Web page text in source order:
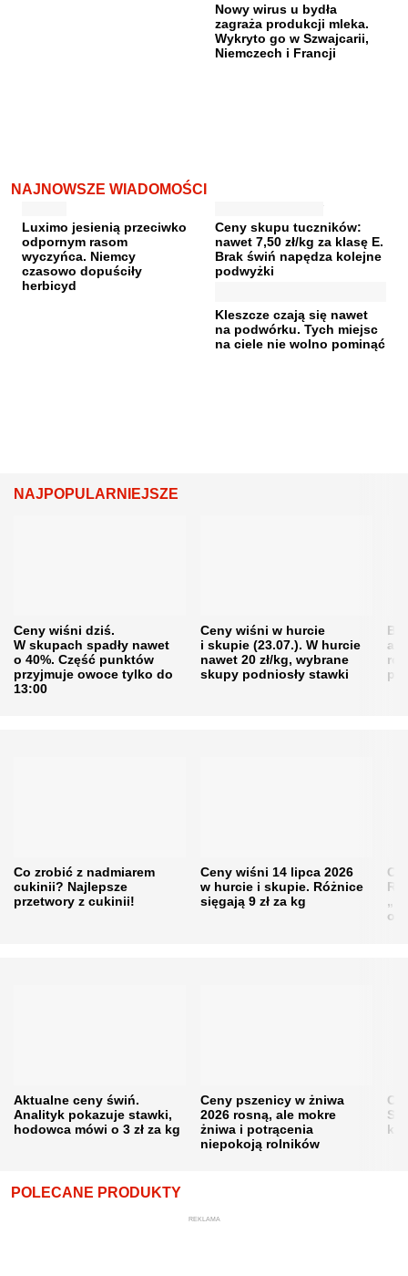
Nowy wirus u bydła
zagraża produkcji mleka.
Wykryto go w Szwajcarii,
Niemczech i Francji
NAJNOWSZE WIADOMOŚCI
Luximo jesienią przeciwko
odpornym rasom
wyczyńca. Niemcy
czasowo dopuściły
herbicyd
Ceny skupu tuczników:
nawet 7,50 zł/kg za klasę E.
Brak świń napędza kolejne
podwyżki
Kleszcze czają się nawet
na podwórku. Tych miejsc
na ciele nie wolno pominąć
NAJPOPULARNIEJSZE
Ceny wiśni dziś.
W skupach spadły nawet
o 40%. Część punktów
przyjmuje owoce tylko do
13:00
Ceny wiśni w hurcie
i skupie (23.07.). W hurcie
nawet 20 zł/kg, wybrane
skupy podniosły stawki
Co zrobić z nadmiarem
cukinii? Najlepsze
przetwory z cukinii!
Ceny wiśni 14 lipca 2026
w hurcie i skupie. Różnice
sięgają 9 zł za kg
Aktualne ceny świń.
Analityk pokazuje stawki,
hodowca mówi o 3 zł za kg
Ceny pszenicy w żniwa
2026 rosną, ale mokre
żniwa i potrącenia
niepokoją rolników
POLECANE PRODUKTY
REKLAMA